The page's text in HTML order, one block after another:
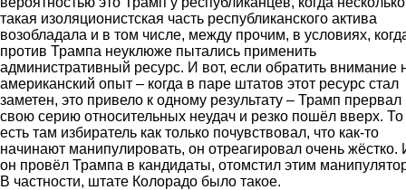
такая изоляционистская часть республиканского актива
возобладала и в том числе, между прочим, в условиях,
против Трампа неуклюже пытались применить
административный ресурс. И вот, если обратить внимание
американский опыт – когда в паре штатов этот ресурс стал
заметен, это привело к одному результату – Трамп прервал
свою серию относительных неудач и резко пошёл вверх. То
есть там избиратель как только почувствовал, что как-то
начинают манипулировать, он отреагировал очень жёстко.
он провёл Трампа в кандидаты, отомстил этим
В частности, штате Колорадо было такое.